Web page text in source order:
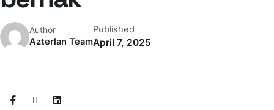
Author
Azterlan Team
Published
April 7, 2025